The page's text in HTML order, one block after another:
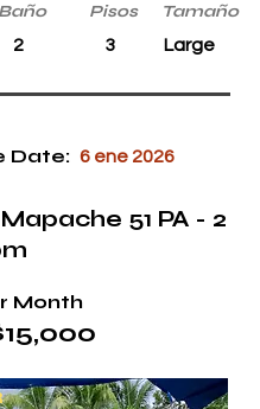
Baño Pisos Tamaño
2 3 Large
Date: 6 ene 2026
51 PA - 2
Month